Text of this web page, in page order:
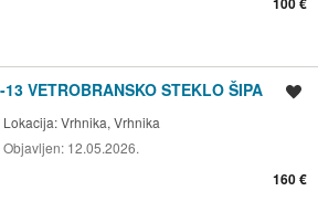
VETROBRANSKO STEKLO ŠIPA
Lokacija:Vrhnika, Vrhnika
Objavljen: 12.05.2026.
160 €